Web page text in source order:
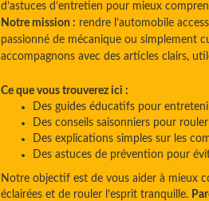
d’astuces d’entretien pour mieux
Notre mission : rendre l’automobile
passionné de mécanique ou simplement
accompagnons avec des articles clairs,
Ce que vous trouverez ici :
Des guides éducatifs pour
Des conseils saisonniers pour
Des explications simples sur les
Des astuces de prévention pour
Notre objectif est de vous aider à mieux
éclairées et de rouler l’esprit tranquille.